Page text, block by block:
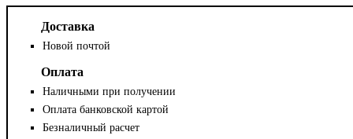
Доставка
Новой почтой
Оплата
Наличными при получении
Оплата банковской картой
Безналичный расчет